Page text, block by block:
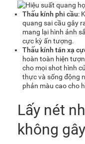
Thấu kính phi cầu:
quang sai cầu gây
mang lại hình ảnh
cực kỳ ấn tượng.
Thấu kính tán xạ
hoàn toàn hiện
cho mọi shot hình
thực và sống động
phản màu cao cho
Lấy nét
không